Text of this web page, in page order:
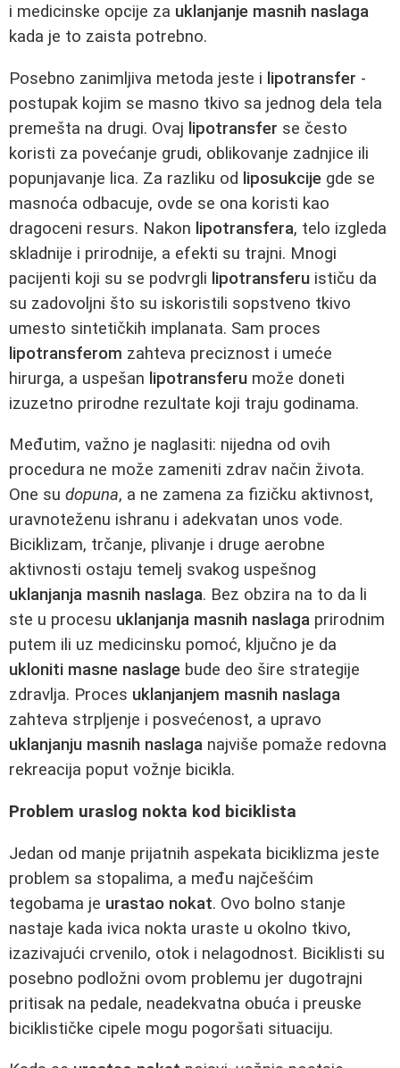
i medicinske opcije za uklanjanje masnih naslaga
kada je to zaista potrebno.
Posebno zanimljiva metoda jeste i lipotransfer -
postupak kojim se masno tkivo sa jednog dela tela
premešta na drugi. Ovaj lipotransfer se često
koristi za povećanje grudi, oblikovanje zadnjice ili
popunjavanje lica. Za razliku od liposukcije gde se
masnoća odbacuje, ovde se ona koristi kao
dragoceni resurs. Nakon lipotransfera, telo izgleda
skladnije i prirodnije, a efekti su trajni. Mnogi
pacijenti koji su se podvrgli lipotransferu ističu da
su zadovoljni što su iskoristili sopstveno tkivo
umesto sintetičkih implanata. Sam proces
lipotransferom zahteva preciznost i umeće
hirurga, a uspešan lipotransferu može doneti
izuzetno prirodne rezultate koji traju godinama.
Međutim, važno je naglasiti: nijedna od ovih
procedura ne može zameniti zdrav način života.
One su dopuna, a ne zamena za fizičku aktivnost,
uravnoteženu ishranu i adekvatan unos vode.
Biciklizam, trčanje, plivanje i druge aerobne
aktivnosti ostaju temelj svakog uspešnog
uklanjanja masnih naslaga. Bez obzira na to da li
ste u procesu uklanjanja masnih naslaga prirodnim
putem ili uz medicinsku pomoć, ključno je da
ukloniti masne naslage bude deo šire strategije
zdravlja. Proces uklanjanjem masnih naslaga
zahteva strpljenje i posvećenost, a upravo
uklanjanju masnih naslaga najviše pomaže redovna
rekreacija poput vožnje bicikla.
Problem uraslog nokta kod biciklista
Jedan od manje prijatnih aspekata biciklizma jeste
problem sa stopalima, a među najčešćim
tegobama je urastao nokat. Ovo bolno stanje
nastaje kada ivica nokta uraste u okolno tkivo,
izazivajući crvenilo, otok i nelagodnost. Biciklisti su
posebno podložni ovom problemu jer dugotrajni
pritisak na pedale, neadekvatna obuća i preuske
biciklističke cipele mogu pogoršati situaciju.